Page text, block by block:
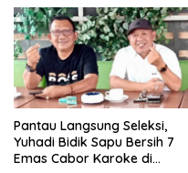
Pantau Langsung Seleksi,
Yuhadi Bidik Sapu Bersih 7
Emas Cabor Karoke di